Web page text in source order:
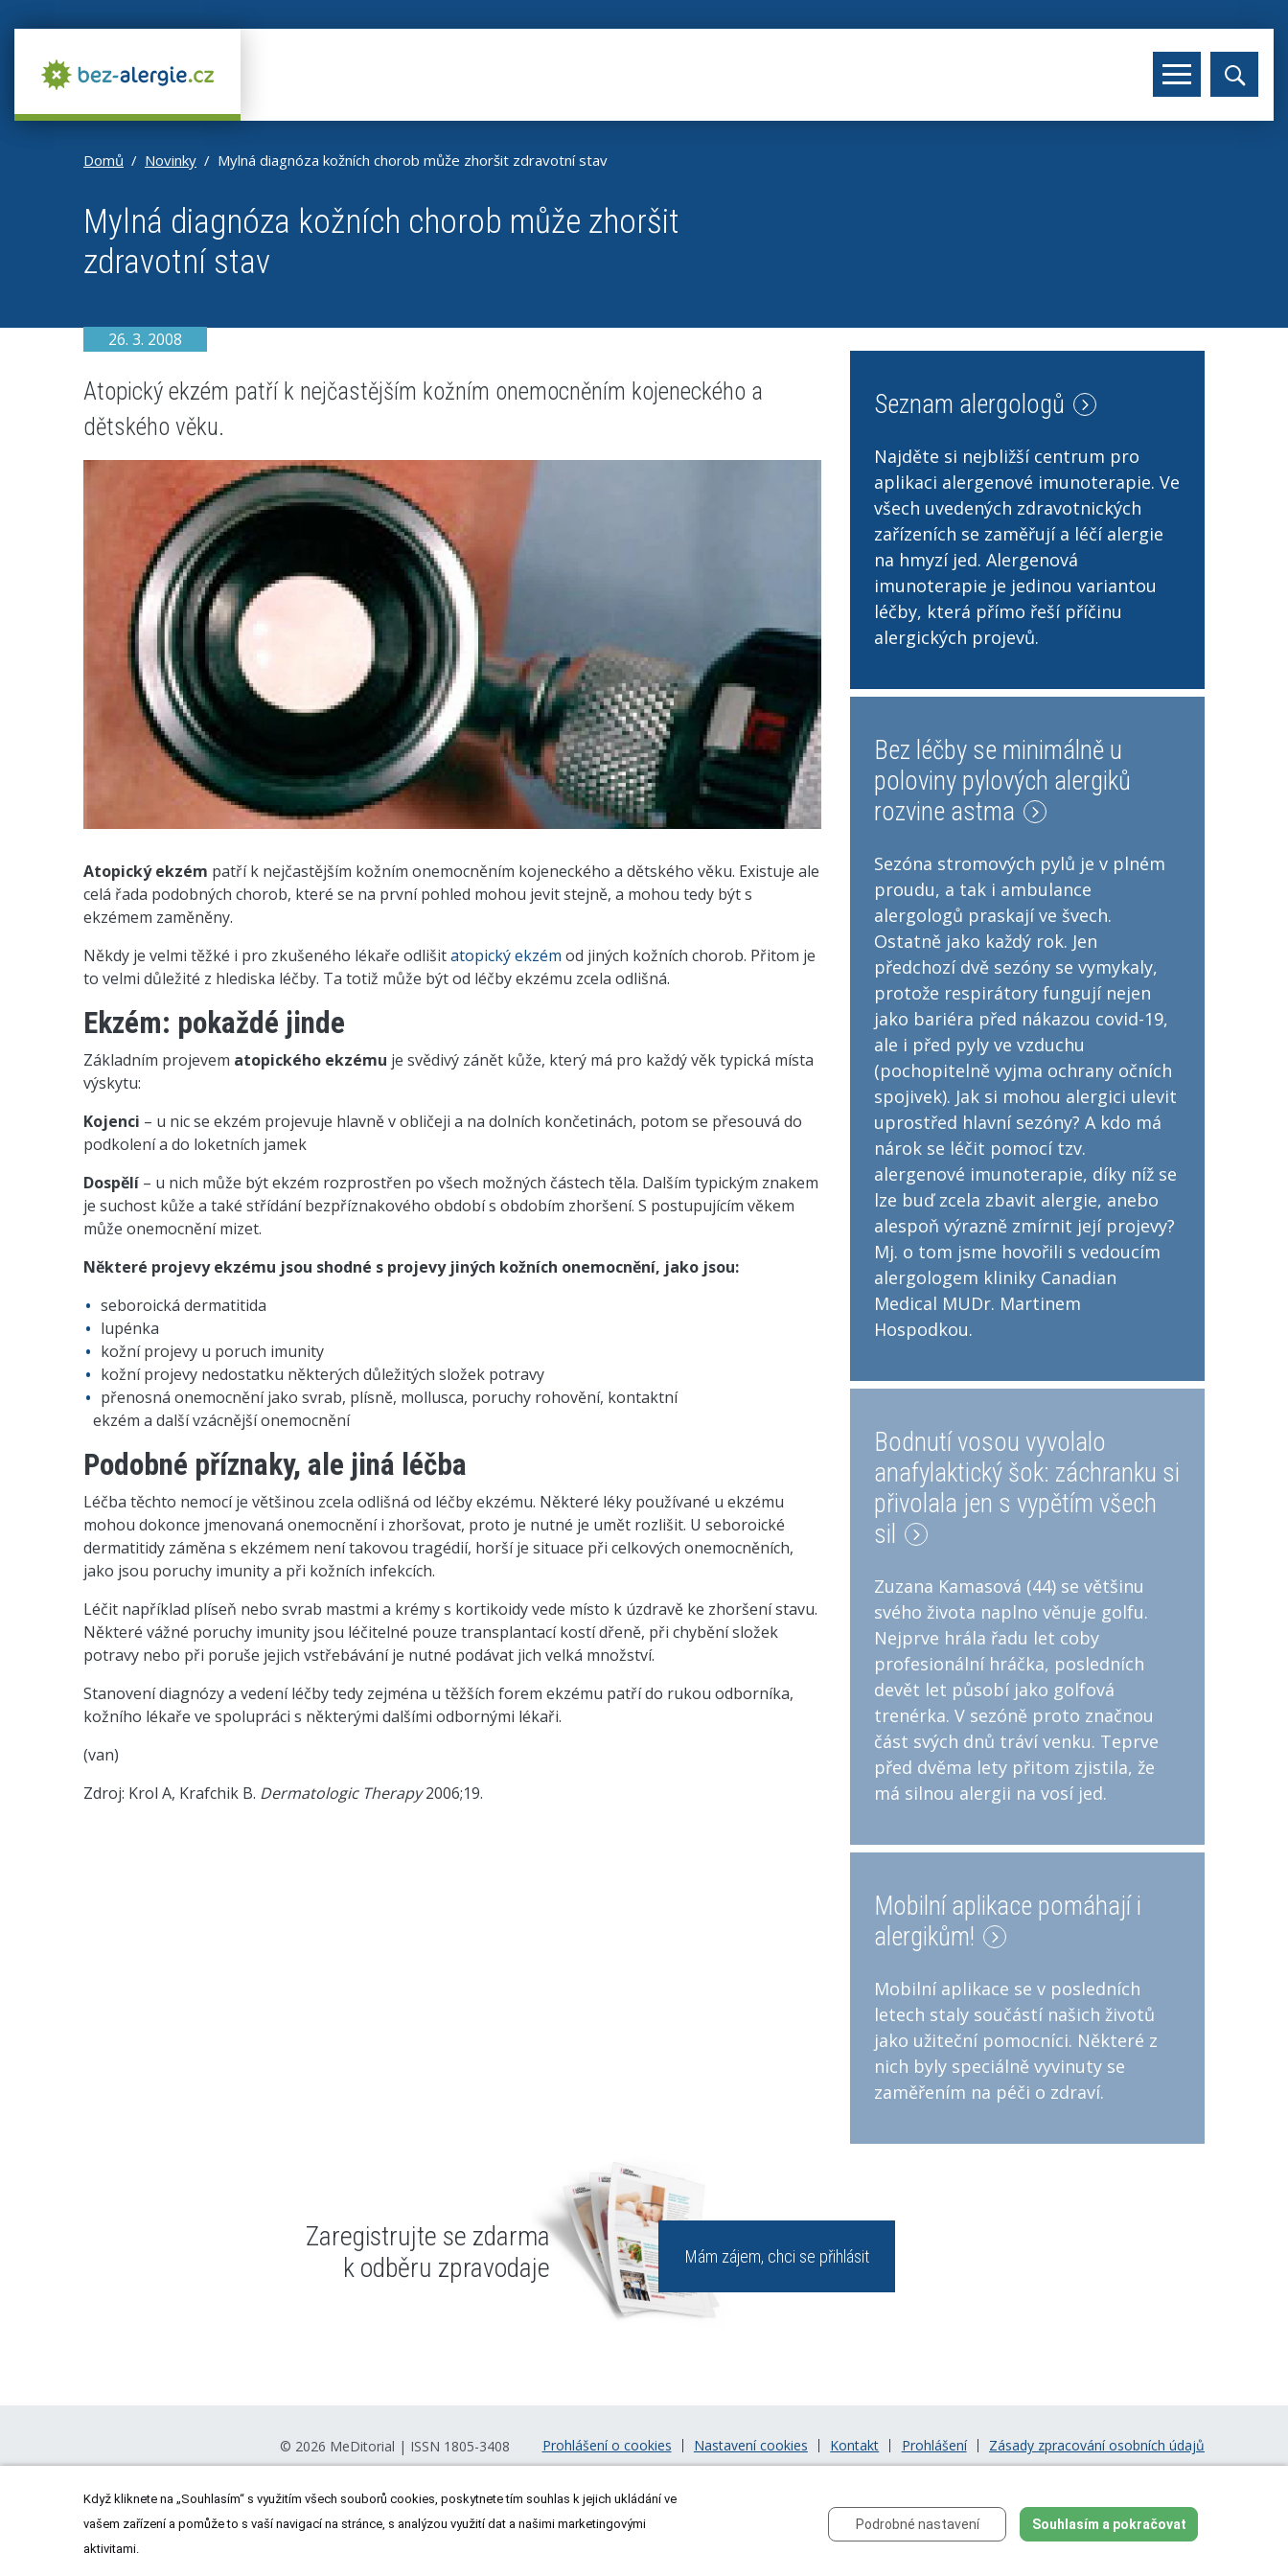
Domů Novinky Mylná diagnóza kožních chorob může zhoršit zdravotní stav
Mylná diagnóza kožních chorob může zhoršit
zdravotní stav
26. 3. 2008
Atopický ekzém patří k nejčastějším kožním onemocněním kojeneckého a
dětského věku.
Atopický ekzém patří k nejčastějším kožním onemocněním kojeneckého a dětského věku. Existuje ale
celá řada podobných chorob, které se na první pohled mohou jevit stejně, a mohou tedy být s
ekzémem zaměněny.
Někdy je velmi těžké i pro zkušeného lékaře odlišitatopický ekzém od jiných kožních chorob. Přitom je
to velmi důležité z hlediska léčby. Ta totiž může být od léčby ekzému zcela odlišná.
Ekzém: pokaždé jinde
Základním projevem atopického ekzému je svědivý zánět kůže, který má pro každý věk typická místa
výskytu:
Kojenci – u nic se ekzém projevuje hlavně v obličeji a na dolních končetinách, potom se přesouvá do
podkolení a do loketních jamek
Dospělí – u nich může být ekzém rozprostřen po všech možných částech těla. Dalším typickým znakem
je suchost kůže a také střídání bezpříznakového období s obdobím zhoršení. S postupujícím věkem
může onemocnění mizet.
Některé projevy ekzému jsou shodné s projevy jiných kožních onemocnění, jako jsou:
seboroická dermatitida
lupénka
kožní projevy u poruch imunity
kožní projevy nedostatku některých důležitých složek potravy
přenosná onemocnění jako svrab, plísně, mollusca, poruchy rohovění, kontaktní
ekzém a další vzácnější onemocnění
Podobné příznaky, ale jiná léčba
Léčba těchto nemocí je většinou zcela odlišná od léčby ekzému. Některé léky používané u ekzému
mohou dokonce jmenovaná onemocnění i zhoršovat, proto je nutné je umět rozlišit. U seboroické
dermatitidy záměna s ekzémem není takovou tragédií, horší je situace při celkových onemocněních,
jako jsou poruchy imunity a při kožních infekcích.
Léčit například plíseň nebo svrab mastmi a krémy s kortikoidy vede místo k úzdravě ke zhoršení stavu.
Některé vážné poruchy imunity jsou léčitelné pouze transplantací kostí dřeně, při chybění složek
potravy nebo při poruše jejich vstřebávání je nutné podávat jich velká množství.
Stanovení diagnózy a vedení léčby tedy zejména u těžších forem ekzému patří do rukou odborníka,
kožního lékaře ve spolupráci s některými dalšími odbornými lékaři.
(van)
Zdroj: Krol A, Krafchik B. Dermatologic Therapy2006;19.
Seznam alergologů
Najděte si nejbližší centrum pro
aplikaci alergenové imunoterapie. Ve
všech uvedených zdravotnických
zařízeních se zaměřují a léčí alergie
na hmyzí jed. Alergenová
imunoterapie je jedinou variantou
léčby, která přímo řeší příčinu
alergických projevů.
Bez léčby se minimálně u
poloviny pylových alergiků
rozvine astma
Sezóna stromových pylů je v plném
proudu, a tak i ambulance
alergologů praskají ve švech.
Ostatně jako každý rok. Jen
předchozí dvě sezóny se vymykaly,
protože respirátory fungují nejen
jako bariéra před nákazou covid-19,
ale i před pyly ve vzduchu
(pochopitelně vyjma ochrany očních
spojivek). Jak si mohou alergici ulevit
uprostřed hlavní sezóny? A kdo má
nárok se léčit pomocí tzv.
alergenové imunoterapie, díky níž se
lze buď zcela zbavit alergie, anebo
alespoň výrazně zmírnit její projevy?
Mj. o tom jsme hovořili s vedoucím
alergologem kliniky Canadian
Medical MUDr. Martinem
Hospodkou.
Bodnutí vosou vyvolalo
anafylaktický šok: záchranku si
přivolala jen s vypětím všech
sil
Zuzana Kamasová (44) se většinu
svého života naplno věnuje golfu.
Nejprve hrála řadu let coby
profesionální hráčka, posledních
devět let působí jako golfová
trenérka. V sezóně proto značnou
část svých dnů tráví venku. Teprve
před dvěma lety přitom zjistila, že
má silnou alergii na vosí jed.
Mobilní aplikace pomáhají i
alergikům!
Mobilní aplikace se v posledních
letech staly součástí našich životů
jako užiteční pomocníci. Některé z
nich byly speciálně vyvinuty se
zaměřením na péči o zdraví.
Zaregistrujte se zdarma
k odběru zpravodaje
Mám zájem, chci se přihlásit
© 2026 MeDitorial | ISSN 1805-3408 Prohlášení o cookies Nastavení cookies Kontakt Prohlášení Zásady zpracování osobních údajů
Když kliknete na „Souhlasím“ s využitím všech souborů cookies, poskytnete tím souhlas k jejich ukládání ve
vašem zařízení a pomůže to s vaší navigací na stránce, s analýzou využití dat a našimi marketingovými
aktivitami.
Podrobné nastavení Souhlasím a pokračovat